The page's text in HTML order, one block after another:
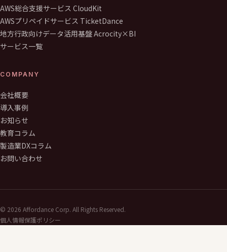
AWS総合支援サービス CloudKit
AWSプリペイドサービス TicketDance
地方行政向けデータ活用基盤 Acrocity×BI
サービス一覧
COMPANY
会社概要
導入事例
お知らせ
教育コラム
製造業DXコラム
お問い合わせ
© 2026 Affordance Corp. All Rights Reserved.
個人情報保護ポリシー